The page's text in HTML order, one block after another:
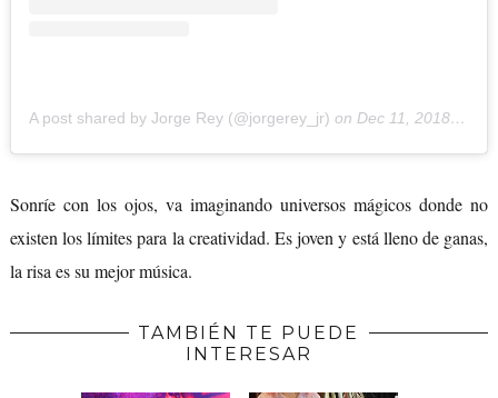
A post shared by Jorge Rey (@jorgerey_jr) on Dec 11, 2018 at 12:21pm PST
Sonríe con los ojos, va imaginando universos mágicos donde no
existen los límites para la creatividad. Es joven y está lleno de ganas,
la risa es su mejor música.
TAMBIÉN TE PUEDE
INTERESAR